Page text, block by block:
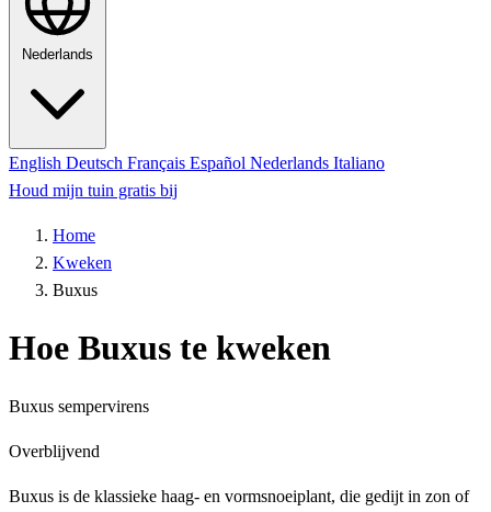
Nederlands
English Deutsch Français Español Nederlands Italiano
Houd mijn tuin gratis bij
Home
Kweken
Buxus
Hoe Buxus te kweken
Buxus sempervirens
Overblijvend
Buxus is de klassieke haag- en vormsnoeiplant, die gedijt in zon of